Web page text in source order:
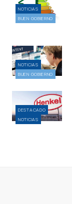
NOTICIAS
BUEN GOBIERNO
NOTICIAS
BUEN GOBIERNO
DESTACADO
NOTICIAS